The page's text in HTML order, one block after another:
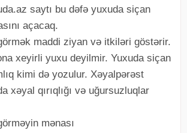
saytı bu dəfə yuxuda siçan
açacaq.
maddi ziyan və itkiləri göstərir.
xeyirli yuxu deyilmir. Yuxuda siçan
kimi də yozulur. Xəyalpərəst
xəyal qırıqlığı və uğursuzluqlar
mənası